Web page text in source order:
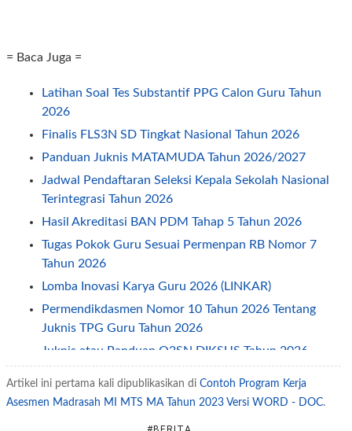
= Baca Juga =
Latihan Soal Tes Substantif PPG Calon Guru Tahun
2026
Finalis FLS3N SD Tingkat Nasional Tahun 2026
Panduan Juknis MATAMUDA Tahun 2026/2027
Jadwal Pendaftaran Seleksi Kepala Sekolah Nasional
Terintegrasi Tahun 2026
Hasil Akreditasi BAN PDM Tahap 5 Tahun 2026
Tugas Pokok Guru Sesuai Permenpan RB Nomor 7
Tahun 2026
Lomba Inovasi Karya Guru 2026 (LINKAR)
Permendikdasmen Nomor 10 Tahun 2026 Tentang
Juknis TPG Guru Tahun 2026
Juknis atau Panduan O2SN DIKSUS Tahun 2026
2026
Artikel ini pertama kali dipublikasikan di Contoh Program Kerja
Asesmen Madrasah MI MTS MA Tahun 2023 Versi WORD - DOC.